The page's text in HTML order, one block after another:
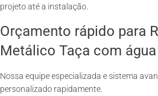
projeto até a instalação.
Orçamento rápido para
Metálico Taça com
Nossa equipe especializada e sistema
personalizado rapidamente.